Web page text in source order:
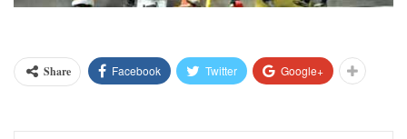
Share Facebook Twitter Google+